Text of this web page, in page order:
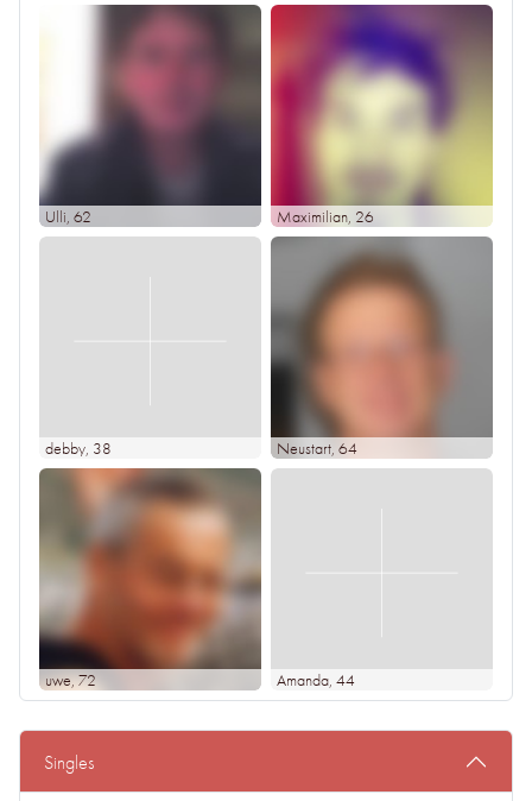
Ulli, 62 Maximilian, 26
debby, 38 Neustart, 64
uwe, 72 Amanda, 44
Singles